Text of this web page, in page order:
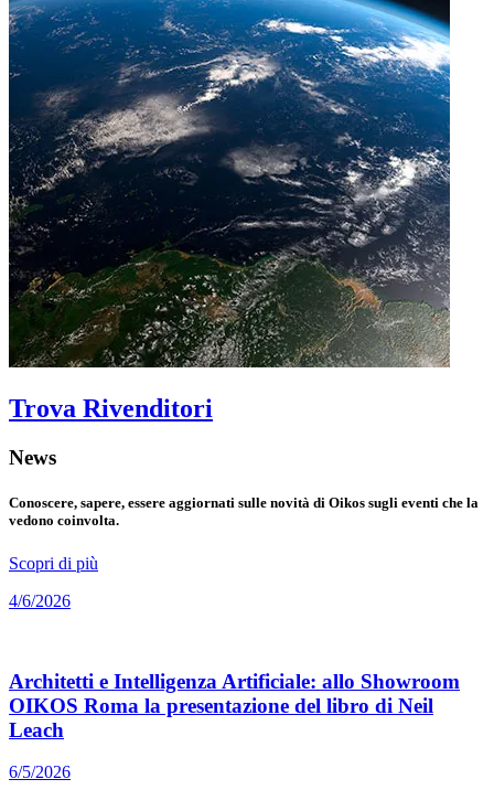
Trova Rivenditori
News
Conoscere, sapere, essere aggiornati sulle novità di Oikos sugli eventi che la
vedono coinvolta.
Scopri di più
4/6/2026
Architetti e Intelligenza Artificiale: allo Showroom
OIKOS Roma la presentazione del libro di Neil
Leach
6/5/2026